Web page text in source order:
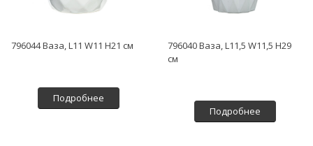
796044 Ваза, L11 W11 H21 см
Подробнее
796040 Ваза, L11,5 W11,5 H29
см
Подробнее